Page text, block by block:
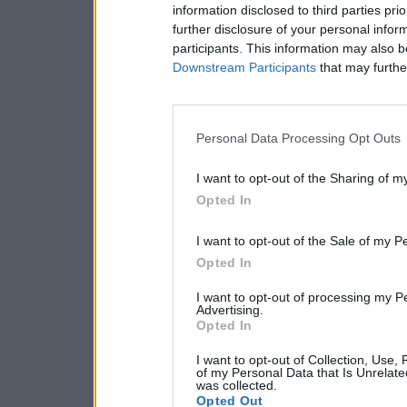
information disclosed to third parties
further disclosure of your personal
participants. This information may also
Downstream Participants that may
Personal Data Processing Opt Outs
I want to opt-out of the Sharing of
Opted In
I want to opt-out of the Sale of my
Opted In
I want to opt-out of processing my
Advertising.
Opted In
I want to opt-out of Collection, Use,
of my Personal Data that Is
was collected.
Opted Out